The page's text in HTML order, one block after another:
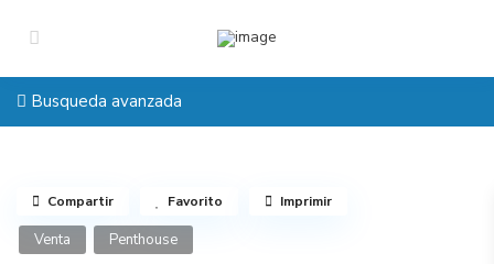
Busqueda avanzada
Venta Penthouse
Compartir Favorito Imprimir